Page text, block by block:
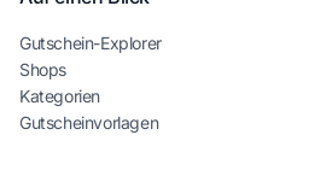
Gutschein-Explorer
Shops
Kategorien
Gutscheinvorlagen